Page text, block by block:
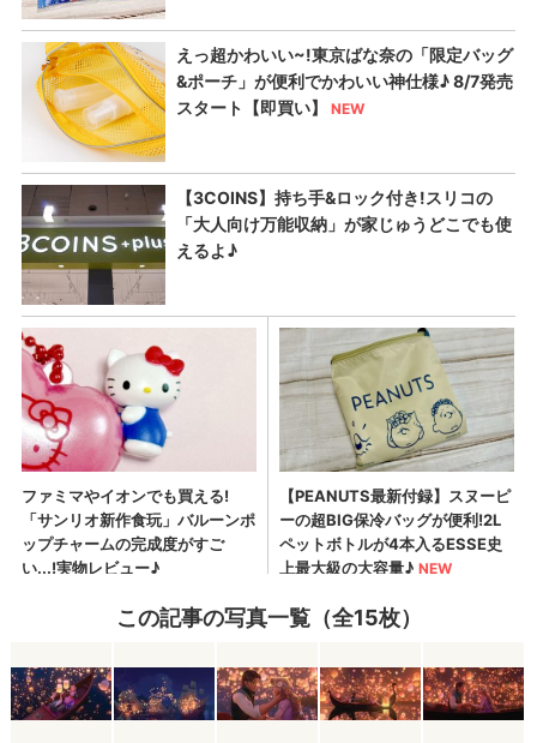
この記事の写真一覧（全15枚）